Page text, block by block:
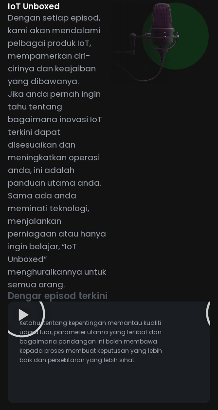
IoT Unboxed
Dengan setiap episod,
kami akan mendalami
pelbagai produk IoT,
mempamerkan ciri-
cirinya dan keajaiban
yang dibawanya.
Jika anda pernah ingin
tahu tentang
bagaimana inovasi IoT
terkini dapat
disesuaikan dan
meningkatkan operasi
anda, ini adalah
panduan utama anda.
Sama ada anda
meminati teknologi,
menjalankan
perniagaan atau hanya
ingin belajar, “IoT
Unboxed”
menghuraikannya untuk
semua orang.
Dengar episod terkini
Ketahui tentang kepentingan memantau kualiti
udara luar, parameter utama yang terlibat dan
bagaimana pandangan ini boleh membawa
kepada proses membuat keputusan yang lebih
baik dan persekitaran yang lebih sihat.